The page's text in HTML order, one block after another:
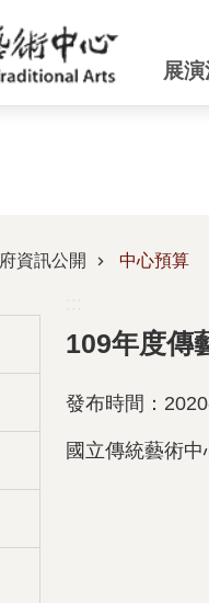
展
資訊公開 中心預算
109年度傳
發布時間：
國立傳統藝術